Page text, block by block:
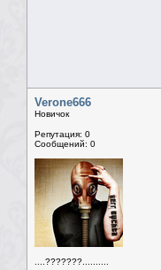
Verone666
Новичок
Репутация: 0
Сообщений: 0
....???????..........